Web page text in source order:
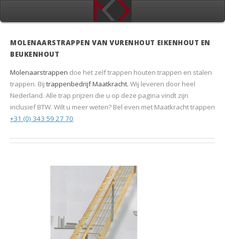
MOLENAARSTRAPPEN VAN VURENHOUT EIKENHOUT EN
BEUKENHOUT
Molenaarstrappen doe het zelf trappen houten trappen en stalen
trappen. Bij trappenbedrijf Maatkracht. Wij leveren door heel
Nederland. Alle trap prijzen die u op deze pagina vindt zijn
inclusief BTW. Wilt u meer weten? Bel even met Maatkracht trappen
+31 (0) 343 59 27 70